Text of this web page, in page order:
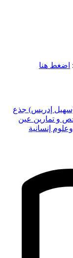
: اضغط هنا
(سهيل إدريس) جذع
و تمارين عين
إنسانية